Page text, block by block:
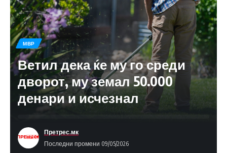
МВР
Ветил дека ќе му го среди
дворот, му земал 50.000
денари и исчезнал
Последни промени 09/05/2026
Претрес.мк